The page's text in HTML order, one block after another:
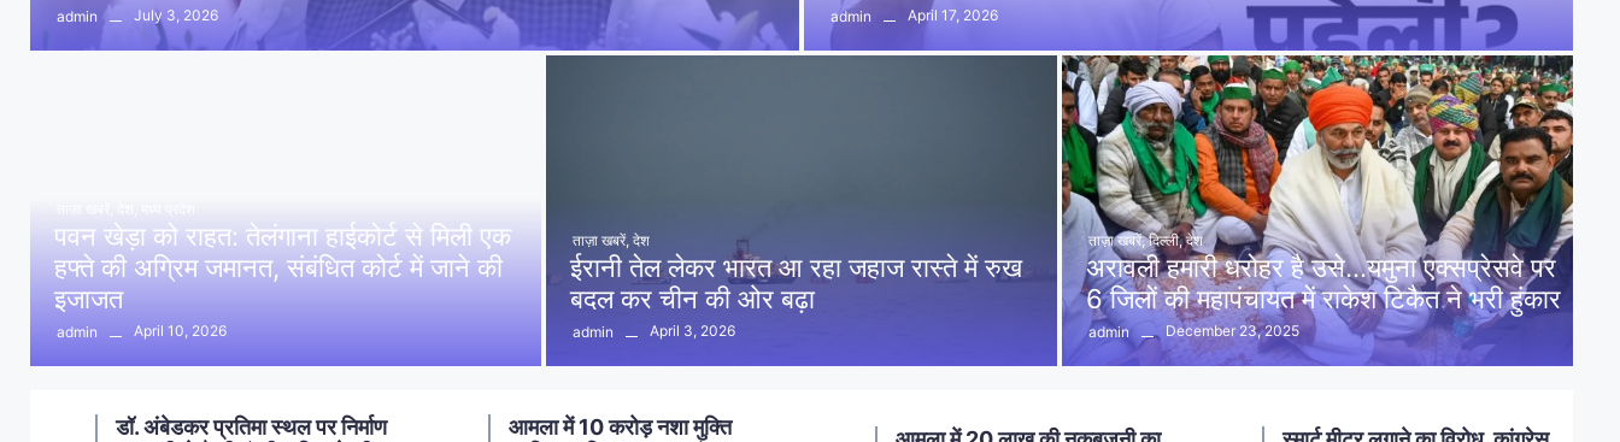
admin July 3, 2026 admin April 17, 2026
पवन खेड़ा को राहत: तेलंगाना हाईकोर्ट से मिली एक
हफ्ते की अग्रिम जमानत, संबंधित कोर्ट में जाने की
इजाजत
admin April 10, 2026
ताज़ा खबरें, देश
ईरानी तेल लेकर भारत आ रहा जहाज रास्ते में रुख
बदल कर चीन की ओर बढ़ा
admin April 3, 2026
ताज़ा खबरें, दिल्ली, देश
अरावली हमारी धरोहर है उसे…यमुना एक्सप्रेसवे पर
6 जिलों की महापंचायत में राकेश टिकैत ने भरी हुंकार
admin December 23, 2025
आमला में 10 करोड़ नशा मुक्ति
नलखेड़ा: मां बगलामुखी मंदिर क्षेत्र में